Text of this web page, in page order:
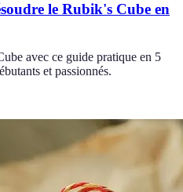
le Rubik's Cube en
avec ce guide pratique en 5
et passionnés.